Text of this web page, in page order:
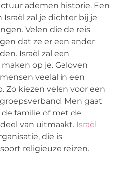
ademen historie. Een
zal je dichter bij je
Velen die de reis
dat ze er een ander
Israël zal een
op je. Geloven
veelal in een
Zo kiezen velen voor een
Men gaat
familie of met de
van uitmaakt. Israël
die is
religieuze reizen.